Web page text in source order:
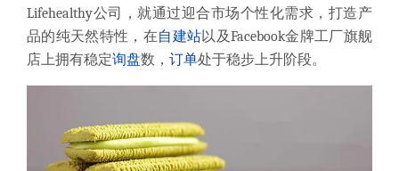
Lifehealthy公司，就通过迎合市场个性化需求，打造产
品的纯天然特性，在自建站以及Facebook金牌工厂旗舰
店上拥有稳定询盘数， 订单处于稳步上升阶段。